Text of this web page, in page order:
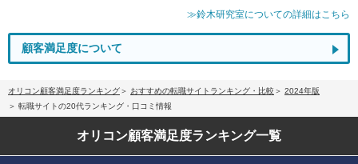
≫鈴木研究室についての詳細はこちら
顧客満足度について
オリコン顧客満足度ランキング おすすめの転職サイトランキング・比較
2024年版
転職サイトの20代ランキング・口コミ情報
オリコン顧客満足度ランキング一覧